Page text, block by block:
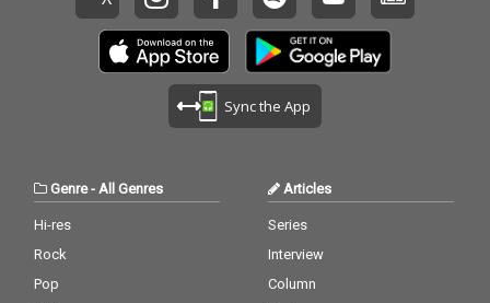
Sync the App
Genre- All Genres
Hi-res
Rock
Pop
Articles
Series
Interview
Column